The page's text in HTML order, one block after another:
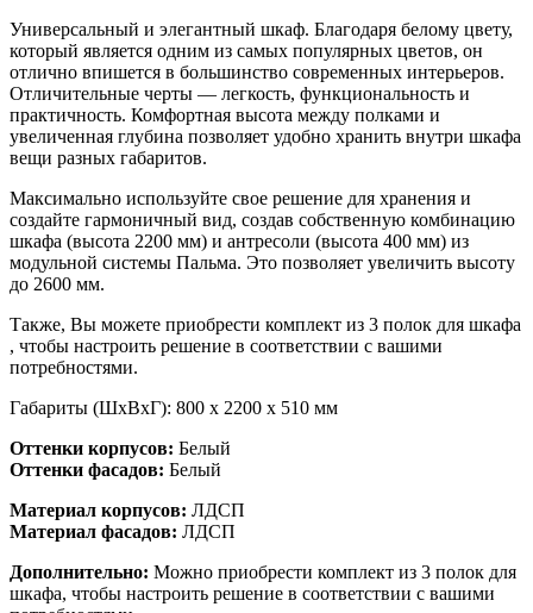
Универсальный и элегантный шкаф. Благодаря белому цвету,
который является одним из самых популярных цветов, он
отлично впишется в большинство современных интерьеров.
Отличительные черты — легкость, функциональность и
практичность. Комфортная высота между полками и
увеличенная глубина позволяет удобно хранить внутри шкафа
вещи разных габаритов.
Максимально используйте свое решение для хранения и
создайте гармоничный вид, создав собственную комбинацию
шкафа (высота 2200 мм) и антресоли (высота 400 мм) из
модульной системы Пальма. Это позволяет увеличить высоту
до 2600 мм.
Также, Вы можете приобрести комплект из 3 полок для шкафа
, чтобы настроить решение в соответствии с вашими
потребностями.
Габариты (ШхВхГ): 800 х 2200 х 510 мм
Оттенки корпусов: Белый
Оттенки фасадов: Белый
Материал корпусов: ЛДСП
Материал фасадов: ЛДСП
Дополнительно: Можно приобрести комплект из 3 полок для
шкафа, чтобы настроить решение в соответствии с вашими